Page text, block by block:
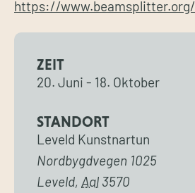
https://www.beamsplitter.org/
ZEIT
20. Juni - 18. Oktober
STANDORT
Leveld Kunstnartun
Nordbygdvegen 1025
Leveld, Aal 3570